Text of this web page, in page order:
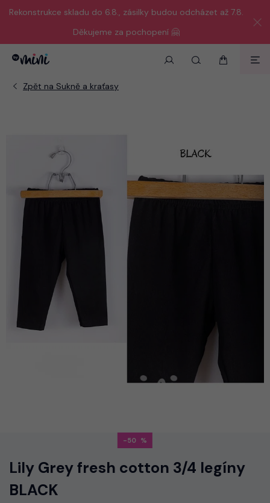
Rekonstrukce skladu do 6.8., zásilky budou odcházet až 7.8.
Děkujeme za pochopení 🤗
-50
Lily Grey fresh cotton 3/4 legíny
BLACK